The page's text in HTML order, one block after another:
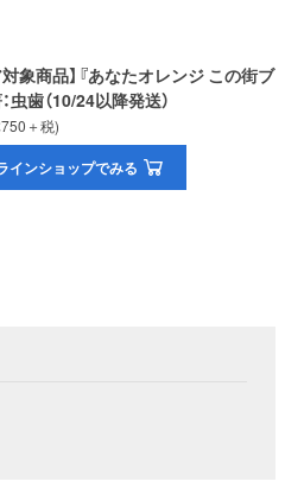
対象商品】『あなたオレンジ この街ブ
虫歯（10/24以降発送）
＋税)
インショップでみる
取材のお申し込み